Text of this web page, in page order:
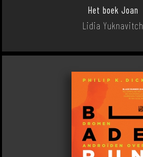
Het boek Joan
Lidia Yuknavitch